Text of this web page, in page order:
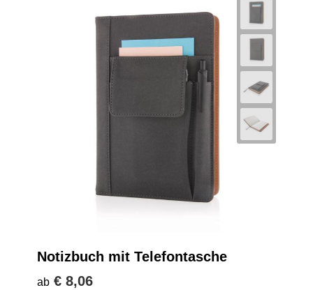
Notizbuch mit Telefontasche
ab € 8,06